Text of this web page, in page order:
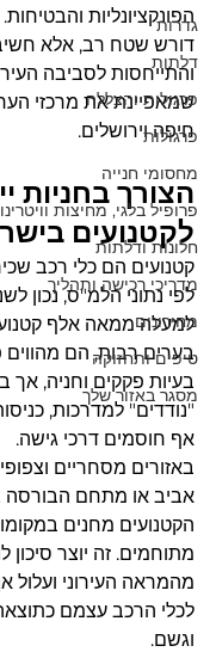
גדרות
דלתות
פרגולות והצללה
פרגולות
מחסומי חנייה
פרופיל בלגי, מחיצות
חלונות ודלתות
מדריכי רכישה ותהליך
מחירונים
טיפים ותחזוקה
מסגר באזור שלך
הפונקציונליות והבטיחות.
דורש שטח רב, אלא
והתייחסות לסביבה
שמאפיינת את מרכזי
חיפה וירושלים.
הצורך בחניות
לקטנועים
קטנועים הם כלי רכב
למעלה ממאה אלף
בערים רבות, הם מהווים
בעיות פקקים וחניה, אך
"נודדים" למדרכות,
אף חוסמים דרכי גישה.
באזורים מסחריים
אביב או מתחם הבורסה
הקטנועים מחנים
מתוחמים. זה יוצר סיכון
מהמראה העירוני ועלול
לכלי הרכב עצמם
וגשם.